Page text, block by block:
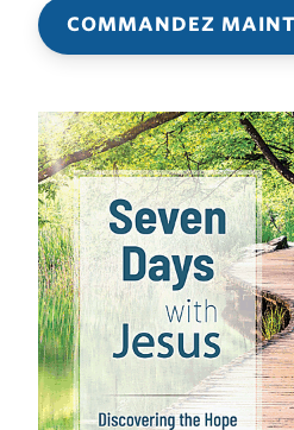
COMMANDEZ